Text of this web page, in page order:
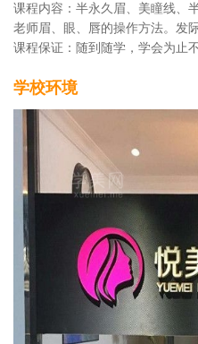
课程内容：半永久眉、美瞳线、
老师眉、眼、唇的操作方法。发
课程保证：随到随学，学会为止
学校环境